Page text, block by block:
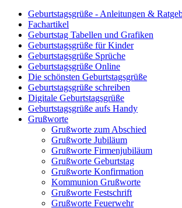
Geburtstagsgrüße - Anleitungen &
Fachartikel
Geburtstag Tabellen und Grafiken
Geburtstagsgrüße für Kinder
Geburtstagsgrüße Sprüche
Geburtstagsgrüße Online
Die schönsten Geburtstagsgrüße
Geburtstagsgrüße schreiben
Digitale Geburtstagsgrüße
Geburtstagsgrüße aufs Handy
Grußworte
Grußworte zum Abschied
Grußworte Jubiläum
Grußworte Firmenjubiläum
Grußworte Geburtstag
Grußworte Konfirmation
Kommunion Grußworte
Grußworte Festschrift
Grußworte Feuerwehr